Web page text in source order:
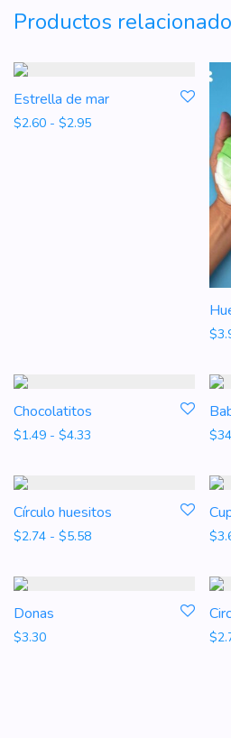
Productos
Estrella de mar
$2.60 - $2.95Rango de precios:
$
Chocolatitos
$1.49 - $4.33 Rango de precios: $
Círculo huesitos
$2.74 - $5.58Rango de precios: $
Donas
$3.30 $